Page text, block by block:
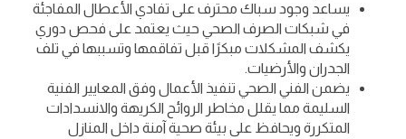
يساعد وجود سباك محترف على تفادي الأعطال المفاجئة
في شبكات الصرف الصحي حيث يعتمد على فحص دوري
يكشف المشكلات مبكرًا قبل تفاقمها وتسببها في تلف
الجدران والأرضيات.
يضمن الفني الصحي تنفيذ الأعمال وفق المعايير الفنية
السليمة مما يقلل مخاطر الروائح الكريهة والانسدادات
المتكررة ويحافظ على بيئة صحية آمنة داخل المنازل